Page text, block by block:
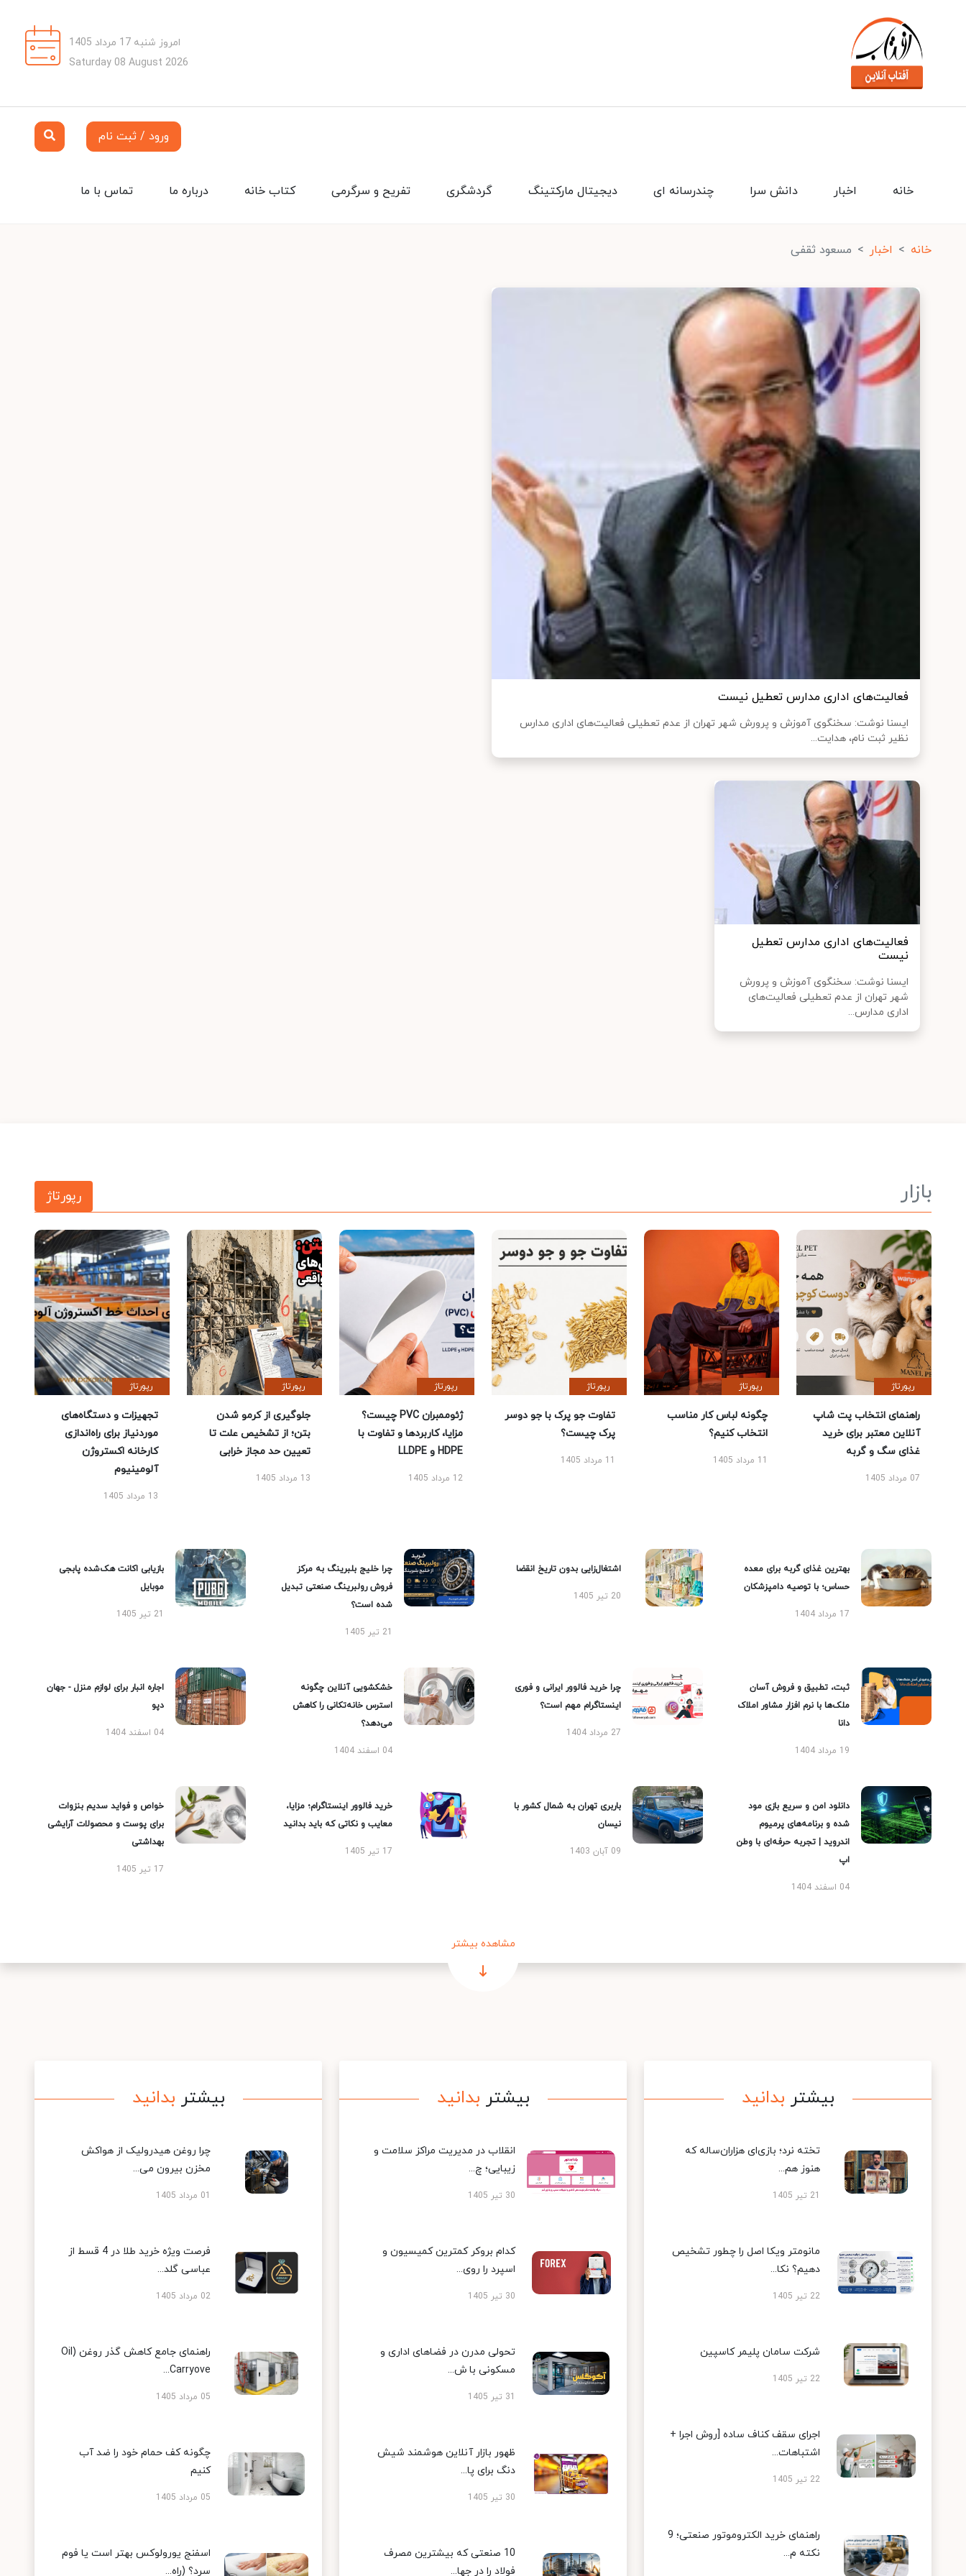
امروز شنبه 17 مرداد 1405
Saturday 08 August 2026
ورود / ثبت نام
تماس با ما درباره ما کتاب خانه تفریح و سرگرمی گردشگری دیجیتال مارکتینگ چندرسانه ای دانش سرا اخبار خانه
خانه اخبار مسعود ثقفی
فعالیت‌های اداری مدارس تعطیل نیست
ایسنا نوشت: سخنگوی آموزش و پرورش شهر تهران از عدم تعطیلی فعالیت‌های اداری مدارس
نظیر ثبت نام، هدایت...
فعالیت‌های اداری مدارس تعطیل
نیست
ایسنا نوشت: سخنگوی آموزش و پرورش
شهر تهران از عدم تعطیلی فعالیت‌های
اداری مدارس...
بازار رپورتاژ
رپورتاژ
راهنمای انتخاب پت شاپ
آنلاین معتبر برای خرید
غذای سگ و گربه
07 مرداد 1405
رپورتاژ
چگونه لباس کار مناسب
انتخاب کنیم؟
11 مرداد 1405
رپورتاژ
تفاوت جو پرک با جو دوسر
پرک چیست؟
11 مرداد 1405
رپورتاژ
ژئوممبران PVC چیست؟
مزایا، کاربردها و تفاوت با
HDPE و LLDPE
12 مرداد 1405
رپورتاژ
جلوگیری از کرمو شدن
بتن؛ از تشخیص علت تا
تعیین حد مجاز خرابی
13 مرداد 1405
رپورتاژ
تجهیزات و دستگاه‌های
موردنیاز برای راه‌اندازی
کارخانه اکستروژن
آلومینیوم
13 مرداد 1405
بهترین غذای گربه برای معده
حساس؛ با توصیه دامپزشکان
17 مرداد 1404
اشتغال‌زایی بدون تاریخ انقضا
20 تیر 1405
چرا خلیج بلبرینگ به مرکز
فروش رولبرینگ صنعتی تبدیل
شده است؟
21 تیر 1405
بازیابی اکانت هک‌شده پابجی
موبایل
21 تیر 1405
ثبت، تطبیق و فروش آسان
ملک‌ها با نرم افزار مشاور املاک
دانا
19 مرداد 1404
چرا خرید فالوور ایرانی و فوری
اینستاگرام مهم است؟
27 مرداد 1404
خشکشویی آنلاین چگونه
استرس خانه‌تکانی را کاهش
می‌دهد؟
04 اسفند 1404
اجاره انبار برای لوازم منزل - جهان
دپو
04 اسفند 1404
دانلود امن و سریع بازی مود
شده و برنامه‌های پرمیوم
اندروید | تجربه حرفه‌ای با وطن
اپ
04 اسفند 1404
باربری تهران به شمال کشور با
نیسان
09 آبان 1403
خرید فالوور اینستاگرام؛ مزایا،
معایب و نکاتی که باید بدانید
17 تیر 1405
خواص و فواید سدیم بنزوات
برای پوست و محصولات آرایشی
بهداشتی
17 تیر 1405
مشاهده بیشتر
بیشتر بدانید
تخته نرد؛ بازی‌ای هزاران‌ساله که
هنوز هم...
21 تیر 1405
مانومتر ویکا اصل را چطور تشخیص
دهیم؟ نکا...
22 تیر 1405
شرکت سامان پلیمر کاسپین
22 تیر 1405
اجرای سقف کناف ساده [روش اجرا +
اشتباهات...
22 تیر 1405
راهنمای خرید الکتروموتور صنعتی؛ 9
نکته م...
بیشتر بدانید
انقلاب در مدیریت مراکز سلامت و
زیبایی؛ چ...
30 تیر 1405
کدام بروکر کمترین کمیسیون و
اسپرد را روی...
30 تیر 1405
تحولی مدرن در فضاهای اداری و
مسکونی با ش...
31 تیر 1405
ظهور بازار آنلاین هوشمند شیش
دنگ برای پا...
30 تیر 1405
10 صنعتی که بیشترین مصرف
فولاد را در جها...
بیشتر بدانید
چرا روغن هیدرولیک از هواکش
مخزن بیرون می...
01 مرداد 1405
فرصت ویژه خرید طلا در 4 قسط از
عباسی گلد...
02 مرداد 1405
راهنمای جامع کاهش گذر روغن (Oil
Carryove...
05 مرداد 1405
چگونه کف حمام خود را ضد آب
کنیم
05 مرداد 1405
اسفنج یورولوکس بهتر است یا فوم
سرد؟ (راه...